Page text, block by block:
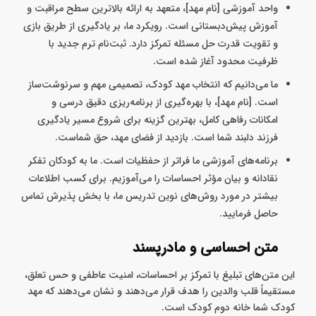
واحد آموزشی [نام مهد]، متعهد به ارائه بالاترین سطح مراقبت و
آموزش پیش‌دبستانی است. رویکرد ما، بر یادگیری از طریق بازی
و تقویت قدرت حل مسئله تمرکز دارد. ثبت‌نام ترم جدید با
ظرفیت محدود آغاز شده است.
ما می‌دانیم که انتخاب مهد کودک، تصمیمی مهم و سرنوشت‌ساز
است. [نام مهد]، با بهره‌گیری از برنامه‌ریزی دقیق درسی و
امکانات رفاهی کامل، بهترین گزینه برای شروع مسیر یادگیری
فرزند دلبند شما است. بازدید از فضای مهد، حق شماست.
برنامه‌های آموزشی ما فراتر از حفظیات است. ما به کودکان تفکر
نقادانه و بیان مؤثر احساسات را می‌آموزیم. برای کسب اطلاعات
بیشتر در مورد روش‌های نوین تدریس ما، با بخش پذیرش تماس
حاصل فرمایید.
متن احساسی و مادرپسند
این متن‌های تبلیغ با تمرکز بر احساسات، امنیت عاطفی و حس تعلق،
مستقیماً قلب والدین را هدف قرار می‌دهند و نشان می‌دهند که مهد
کودک شما خانه‌ دوم کودک است.